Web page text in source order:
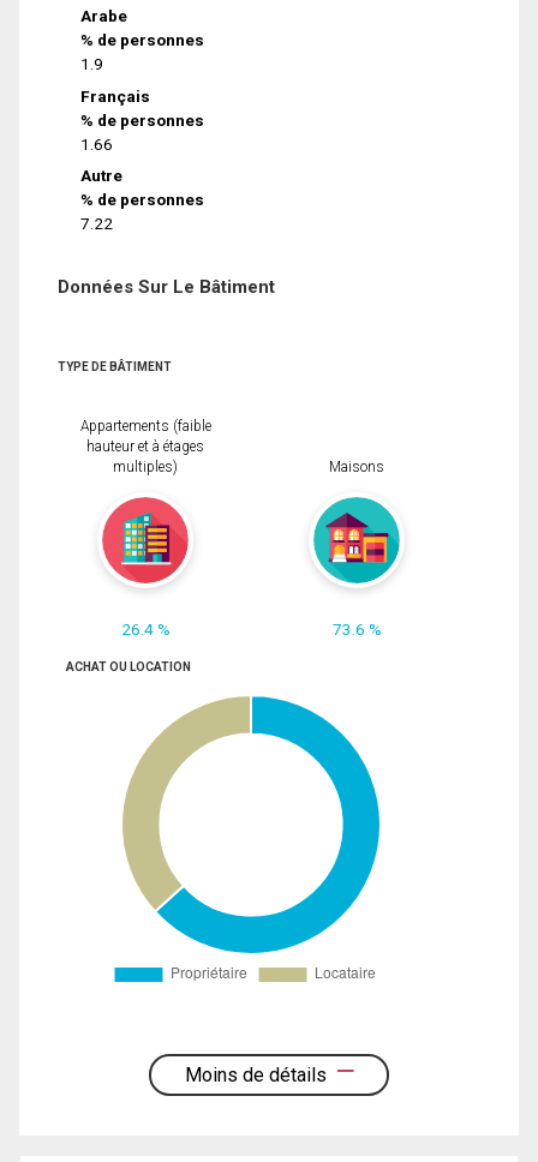
Arabe
% de personnes
1.9
Français
% de personnes
1.66
Autre
% de personnes
7.22
Données Sur Le Bâtiment
TYPE DE BÂTIMENT
Appartements (faible
hauteur et à étages
multiples)
26.4 %
Maisons
73.6 %
ACHAT OU LOCATION
Moins de détails